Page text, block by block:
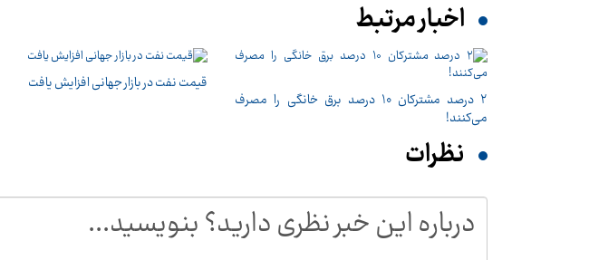
اخبار مرتبط
۲ درصد مشترکان ۱۰ درصد برق خانگی را مصرف
می‌کنند!
قیمت نفت در بازار جهانی افزایش یافت
نظرات